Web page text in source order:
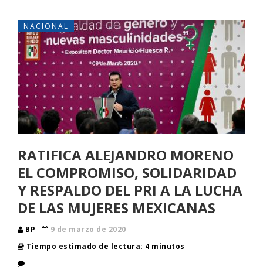
NACIONAL
RATIFICA ALEJANDRO MORENO
EL COMPROMISO, SOLIDARIDAD
Y RESPALDO DEL PRI A LA LUCHA
DE LAS MUJERES MEXICANAS
BP
9 de marzo de 2020
Tiempo estimado de lectura: 4 minutos